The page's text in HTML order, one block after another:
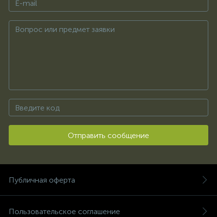
Отправить сообщение
Публичная оферта
Пользовательское соглашение